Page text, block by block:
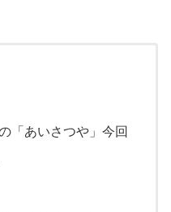
「あいさつや」今回